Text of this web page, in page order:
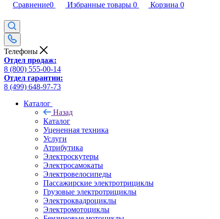
Сравнение0 Избранные товары 0 Корзина 0
Телефоны
Отдел продаж:
8 (800) 555-00-14
Отдел гарантии:
8 (499) 648-97-73
Каталог
Назад
Каталог
Уцененная техника
Услуги
Атрибутика
Электроскутеры
Электросамокаты
Электровелосипеды
Пассажирские электротрициклы
Грузовые электротрициклы
Электроквадроциклы
Электромотоциклы